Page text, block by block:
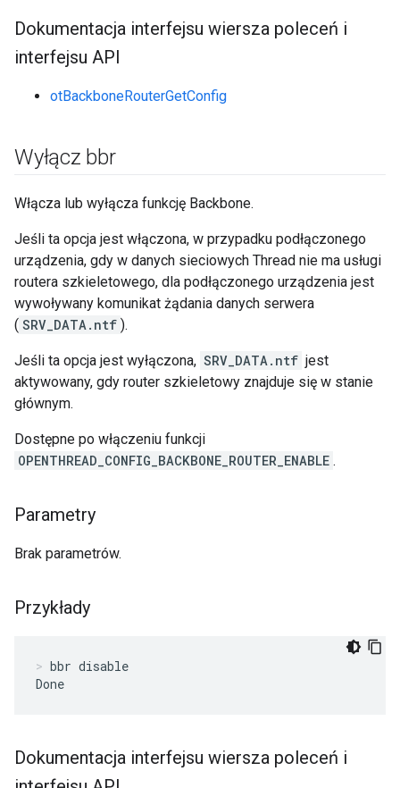
Dokumentacja interfejsu wiersza poleceń i
interfejsu API
otBackboneRouterGetConfig
Wyłącz bbr
Włącza lub wyłącza funkcję Backbone.
Jeśli ta opcja jest włączona, w przypadku podłączonego
urządzenia, gdy w danych sieciowych Thread nie ma usługi
routera szkieletowego, dla podłączonego urządzenia jest
wywoływany komunikat żądania danych serwera
( SRV_DATA.ntf ).
Jeśli ta opcja jest wyłączona, SRV_DATA.ntf jest
aktywowany, gdy router szkieletowy znajduje się w stanie
głównym.
Dostępne po włączeniu funkcji
OPENTHREAD_CONFIG_BACKBONE_ROUTER_ENABLE .
Parametry
Brak parametrów.
Przykłady
bbr disable
Done
Dokumentacja interfejsu wiersza poleceń i